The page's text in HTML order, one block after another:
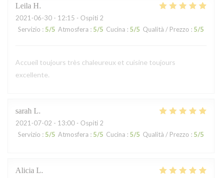
Leila H
2021-06-30 - 12:15 - Ospiti 2
Servizio : 5/5 Atmosfera : 5/5 Cucina : 5/5 Qualità / Prezzo : 5/5
Accueil toujours très chaleureux et cuisine toujours
excellente.
sarah L
2021-07-02 - 13:00 - Ospiti 2
Servizio : 5/5 Atmosfera : 5/5 Cucina : 5/5 Qualità / Prezzo : 5/5
Alicia L